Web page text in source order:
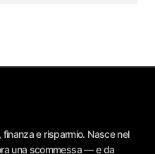
e risparmio. Nasce nel
una scommessa — e da